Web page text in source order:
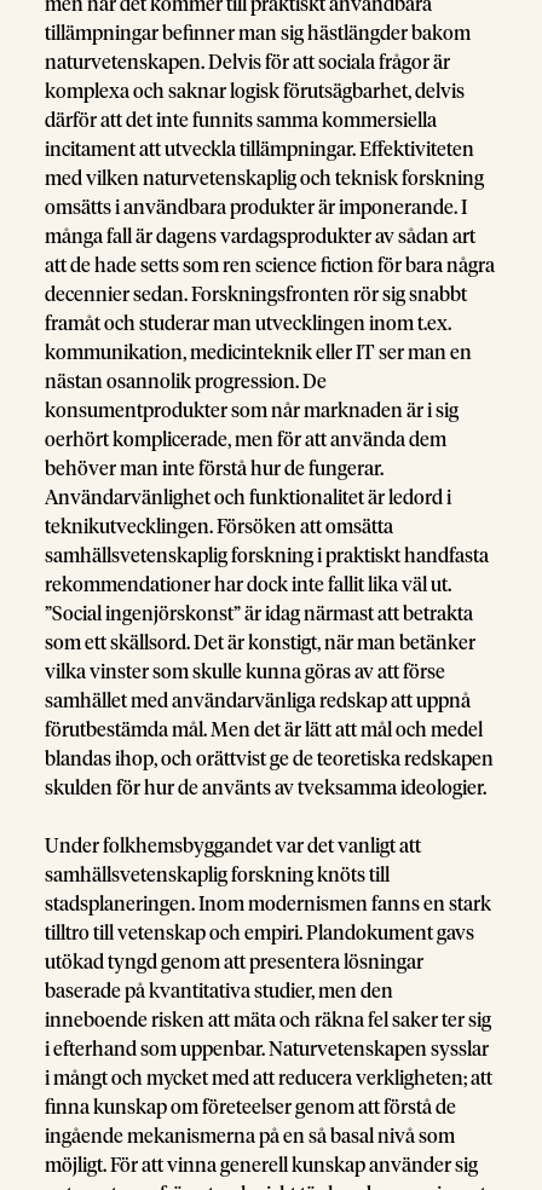
men när det kommer till praktiskt användbara
tillämpningar befinner man sig hästlängder bakom
naturvetenskapen. Delvis för att sociala frågor är
komplexa och saknar logisk förutsägbarhet, delvis
därför att det inte funnits samma kommersiella
incitament att utveckla tillämpningar. Effektiviteten
med vilken naturvetenskaplig och teknisk forskning
omsätts i användbara produkter är imponerande. I
många fall är dagens vardagsprodukter av sådan art
att de hade setts som ren science fiction för bara några
decennier sedan. Forskningsfronten rör sig snabbt
framåt och studerar man utvecklingen inom t.ex.
kommunikation, medicinteknik eller IT ser man en
nästan osannolik progression. De
konsumentprodukter som når marknaden är i sig
oerhört komplicerade, men för att använda dem
behöver man inte förstå hur de fungerar.
Användarvänlighet och funktionalitet är ledord i
teknikutvecklingen. Försöken att omsätta
samhällsvetenskaplig forskning i praktiskt handfasta
rekommendationer har dock inte fallit lika väl ut.
”Social ingenjörskonst” är idag närmast att betrakta
som ett skällsord. Det är konstigt, när man betänker
vilka vinster som skulle kunna göras av att förse
samhället med användarvänliga redskap att uppnå
förutbestämda mål. Men det är lätt att mål och medel
blandas ihop, och orättvist ge de teoretiska redskapen
skulden för hur de använts av tveksamma ideologier.
Under folkhemsbyggandet var det vanligt att
samhällsvetenskaplig forskning knöts till
stadsplaneringen. Inom modernismen fanns en stark
tilltro till vetenskap och empiri. Plandokument gavs
utökad tyngd genom att presentera lösningar
baserade på kvantitativa studier, men den
inneboende risken att mäta och räkna fel saker ter sig
i efterhand som uppenbar. Naturvetenskapen sysslar
i mångt och mycket med att reducera verkligheten; att
finna kunskap om företeelser genom att förstå de
ingående mekanismerna på en så basal nivå som
möjligt. För att vinna generell kunskap använder sig